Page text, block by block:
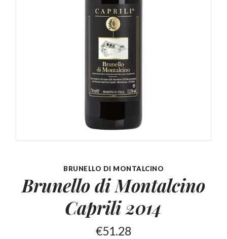
BRUNELLO DI MONTALCINO
Brunello di Montalcino
Caprili 2014
€51.28